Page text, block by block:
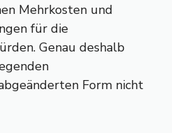
Mehrkosten und
für die
Genau deshalb
Form nicht